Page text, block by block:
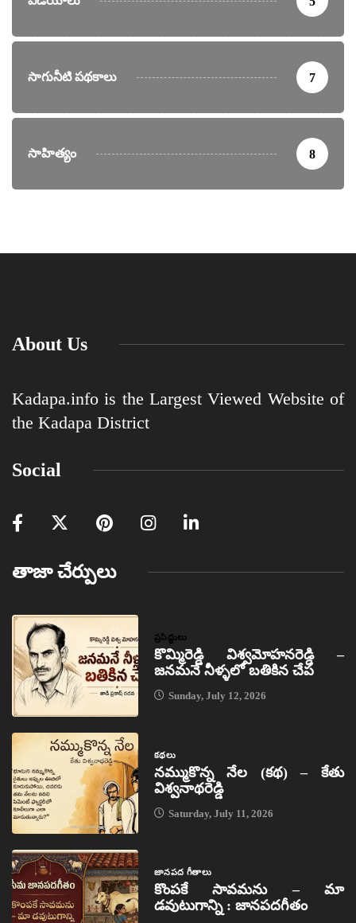
సాగునీటి పథకాలు 7
సాహిత్యం 8
About Us
Kadapa.info is the Largest Viewed Website of
the Kadapa District
Social
తాజా చేర్పులు
ప్రసిద్ధులు
కొమ్మిరెడ్డి విశ్వమోహనరెడ్డి –
జనమనే నీళ్ళలో బతికిన చేప
Sunday, July 12, 2026
కథలు
నమ్ముకొన్న నేల (కథ) – కేతు
విశ్వనాథరెడ్డి
Saturday, July 11, 2026
జానపద గీతాలు
కొంపకే సావమను – మా
డవుటుగాన్ని : జానపదగీతం